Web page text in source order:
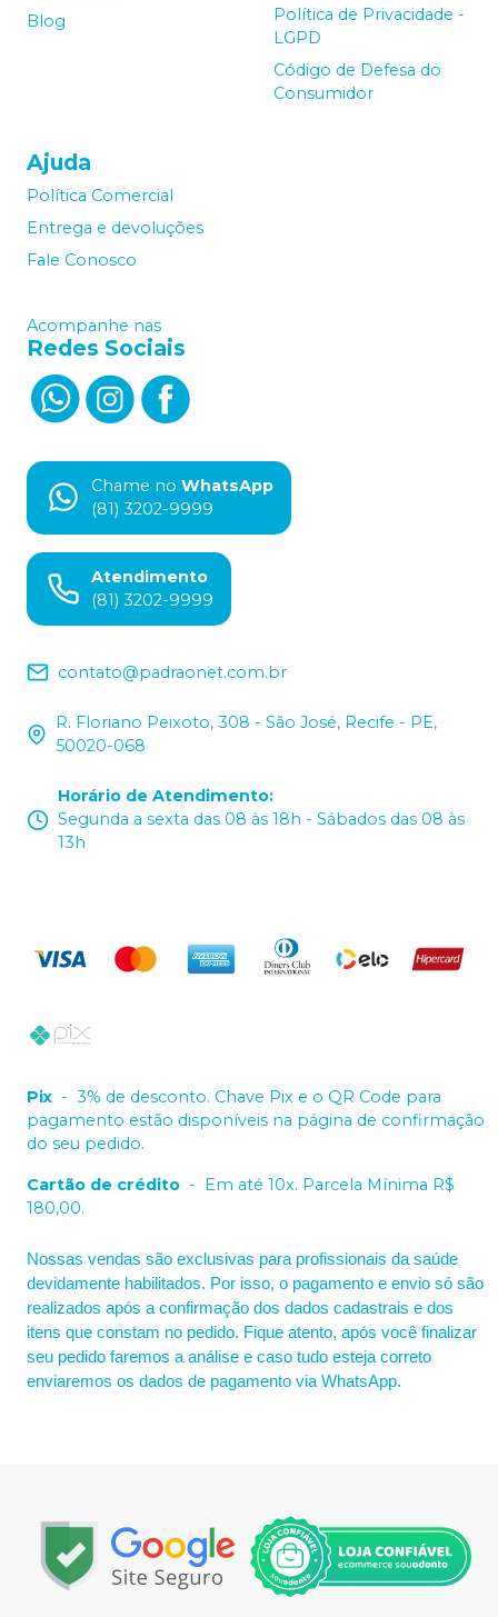
Blog
Política de Privacidade -
LGPD
Código de Defesa do
Consumidor
Ajuda
Política Comercial
Entrega e devoluções
Fale Conosco
Acompanhe nas
Redes Sociais
Chame no WhatsApp
(81) 3202-9999
Atendimento
(81) 3202-9999
contato@padraonet.com.br
R. Floriano Peixoto, 308 - São José, Recife - PE,
50020-068
Horário de Atendimento:
Segunda a sexta das 08 às 18h - Sábados das 08 às
13h
Pix - 3% de desconto. Chave Pix e o QR Code para
pagamento estão disponíveis na página de confirmação
do seu pedido.
Cartão de crédito - Em até 10x. Parcela Mínima R$
180,00.
Nossas vendas são exclusivas para profissionais da saúde
devidamente habilitados. Por isso, o pagamento e envio só são
realizados após a confirmação dos dados cadastrais e dos
itens que constam no pedido. Fique atento, após você finalizar
seu pedido faremos a análise e caso tudo esteja correto
enviaremos os dados de pagamento via WhatsApp.